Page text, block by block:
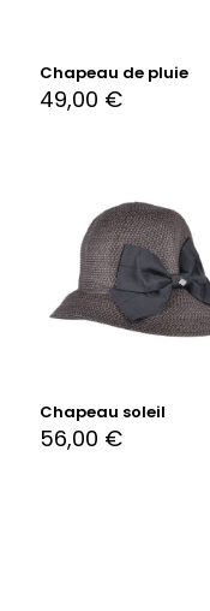
Chapeau de pluie
49,00 €
Chapeau soleil
56,00 €